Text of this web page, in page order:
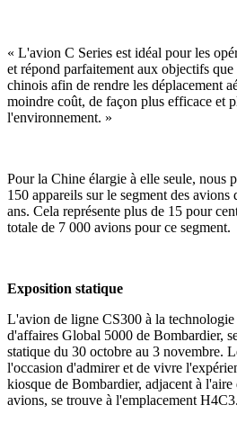
« L'avion C Series est idéal pour les
et répond parfaitement aux objectifs
chinois afin de rendre les déplacement
moindre coût, de façon plus efficace et
l'environnement. »
Pour la Chine élargie à elle seule, nous
150 appareils sur le segment des
ans. Cela représente plus de 15 pour
totale de 7 000 avions pour ce segment.
Exposition statique
L'avion de ligne CS300 à la
d'affaires Global 5000 de Bombardier,
statique du 30 octobre au 3 novembre.
l'occasion d'admirer et de vivre
kiosque de Bombardier, adjacent à
avions, se trouve à l'emplacement H4C3.